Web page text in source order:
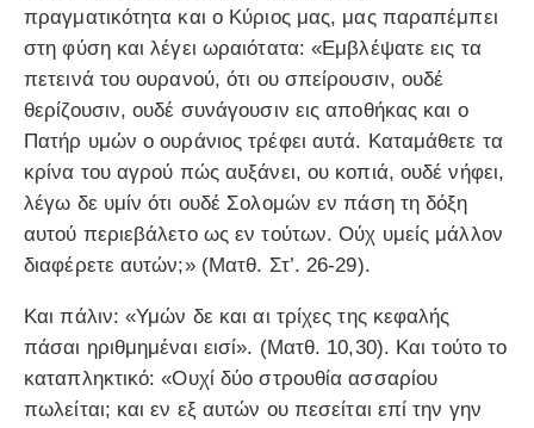
πραγματικότητα και ο Κύριος μας, μας παραπέμπει
στη φύση και λέγει ωραιότατα: «Εμβλέψατε εις τα
πετεινά του ουρανού, ότι ου σπείρουσιν, ουδέ
θερίζουσιν, ουδέ συνάγουσιν εις αποθήκας και ο
Πατήρ υμών ο ουράνιος τρέφει αυτά. Καταμάθετε τα
κρίνα του αγρού πώς αυξάνει, ου κοπιά, ουδέ νήφει,
λέγω δε υμίν ότι ουδέ Σολομών εν πάση τη δόξη
αυτού περιεβάλετο ως εν τούτων. Ούχ υμείς μάλλον
διαφέρετε αυτών;» (Ματθ. Στ’. 26-29).
Και πάλιν: «Υμών δε και αι τρίχες της κεφαλής
πάσαι ηριθμημέναι εισί». (Ματθ. 10,30). Και τούτο το
καταπληκτικό: «Ουχί δύο στρουθία ασσαρίου
πωλείται; και εν εξ αυτών ου πεσείται επί την γην